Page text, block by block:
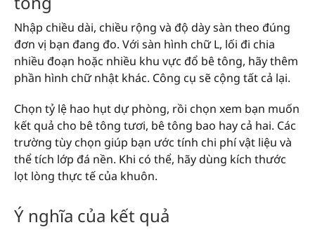
Nhập chiều dài, chiều rộng và độ dày sàn theo đúng
đơn vị bạn đang đo. Với sàn hình chữ L, lối đi chia
nhiều đoạn hoặc nhiều khu vực đổ bê tông, hãy thêm
phần hình chữ nhật khác. Công cụ sẽ cộng tất cả lại.
Chọn tỷ lệ hao hụt dự phòng, rồi chọn xem bạn muốn
kết quả cho bê tông tươi, bê tông bao hay cả hai. Các
trường tùy chọn giúp bạn ước tính chi phí vật liệu và
thể tích lớp đá nền. Khi có thể, hãy dùng kích thước
lọt lòng thực tế của khuôn.
Ý nghĩa của kết quả